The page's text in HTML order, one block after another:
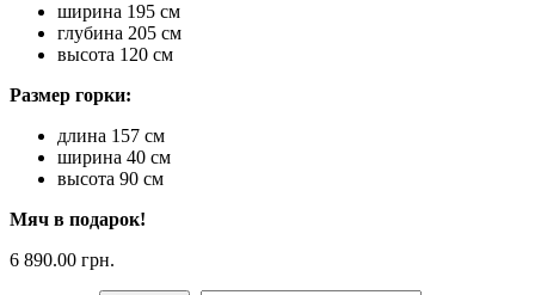
ширина 195 см
глубина 205 см
высота 120 см
Размер горки:
длина 157 см
ширина 40 см
высота 90 см
Мяч в подарок!
6 890.00 грн.